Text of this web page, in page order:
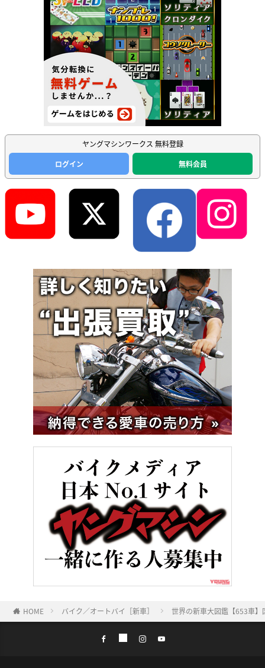
ヤングマシンワークス 無料登録
ログイン
無料会員
HOME バイク／オートバイ［新車］ 世界の新車大図鑑【653車